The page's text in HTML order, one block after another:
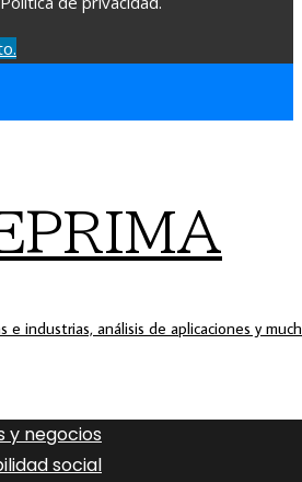
e industrias, análisis de aplicaciones y
y negocios
social